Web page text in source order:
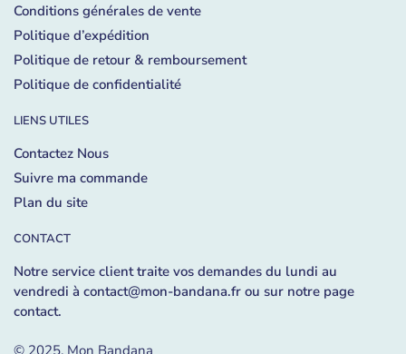
Conditions générales de vente
Politique d’expédition
Politique de retour & remboursement
Politique de confidentialité
LIENS UTILES
Contactez Nous
Suivre ma commande
Plan du site
CONTACT
Notre service client traite vos demandes du lundi au
vendredi à contact@mon-bandana.fr ou sur notre page
contact.
© 2025, Mon Bandana